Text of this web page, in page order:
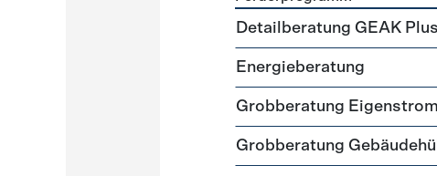
Förderprogramme Beratung
Detailberatung GEAK
Energieberatung
Grobberatung Eigenstrom
Grobberatung